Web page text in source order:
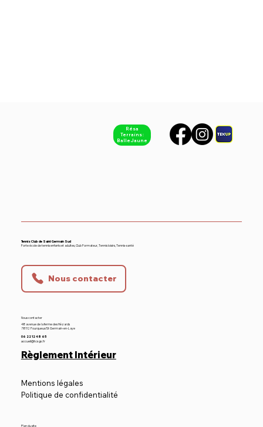
Résa
Terrains :
Balle Jaune
Tennis Club de Saint Germain Sud
Forte école de tennis enfants et adultes, Club Formateur, Tennis loisirs, Tennis-santé
Nous contacter
Nous contacter
48 avenue de la ferme des Hézards
78112 Fourqueux/St Germain-en-Laye
06 22 12 48 65
accueil@tcsgs.fr
Règlement Intérieur
Mentions légales
Politique de confidentialité
Plan du site